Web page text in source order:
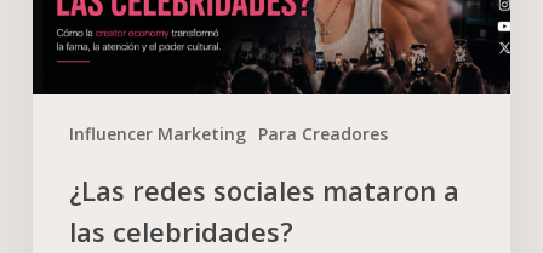
Influencer Marketing Para Creadores
¿Las redes sociales mataron a
las celebridades?